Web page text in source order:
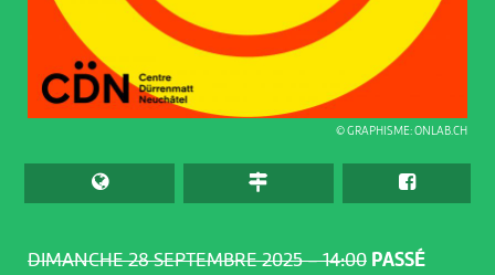
DIMANCHE 28 SEPTEMBRE 2025 – 14:00 PASSÉ
© GRAPHISME: ONLAB.CH